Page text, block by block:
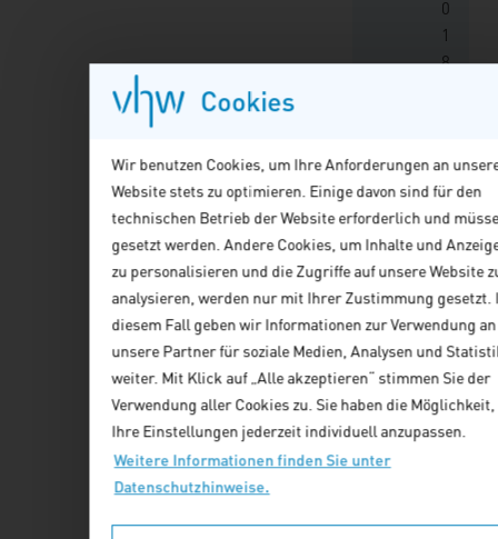
Cookies
Wir benutzen Cookies, um Ihre Anforderungen an
Website stets zu optimieren. Einige davon sind für den
technischen Betrieb der Website erforderlich und
gesetzt werden. Andere Cookies, um Inhalte und
zu personalisieren und die Zugriffe auf unsere Website
analysieren, werden nur mit Ihrer Zustimmung gesetzt.
diesem Fall geben wir Informationen zur Verwendung an
unsere Partner für soziale Medien, Analysen und
weiter. Mit Klick auf „Alle akzeptieren“ stimmen Sie der
Verwendung aller Cookies zu. Sie haben die Möglichkeit,
Ihre Einstellungen jederzeit individuell anzupassen.
Weitere Informationen finden Sie unter
Datenschutzhinweise.
0
1
8
z
e
m
b
e
r
2
0
2
3
t